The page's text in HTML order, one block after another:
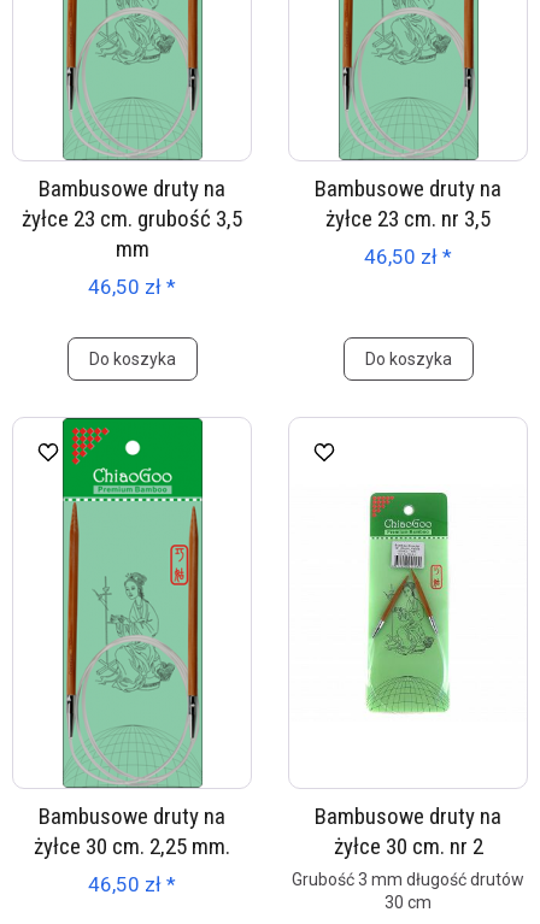
Bambusowe druty na
żyłce 23 cm. grubość 3,5
mm
46,50 zł *
Do koszyka
Bambusowe druty na
żyłce 23 cm. nr 3,5
46,50 zł *
Do koszyka
Bambusowe druty na
żyłce 30 cm. 2,25 mm.
46,50 zł *
Bambusowe druty na
żyłce 30 cm. nr 2
Grubość 3 mm długość drutów
30 cm